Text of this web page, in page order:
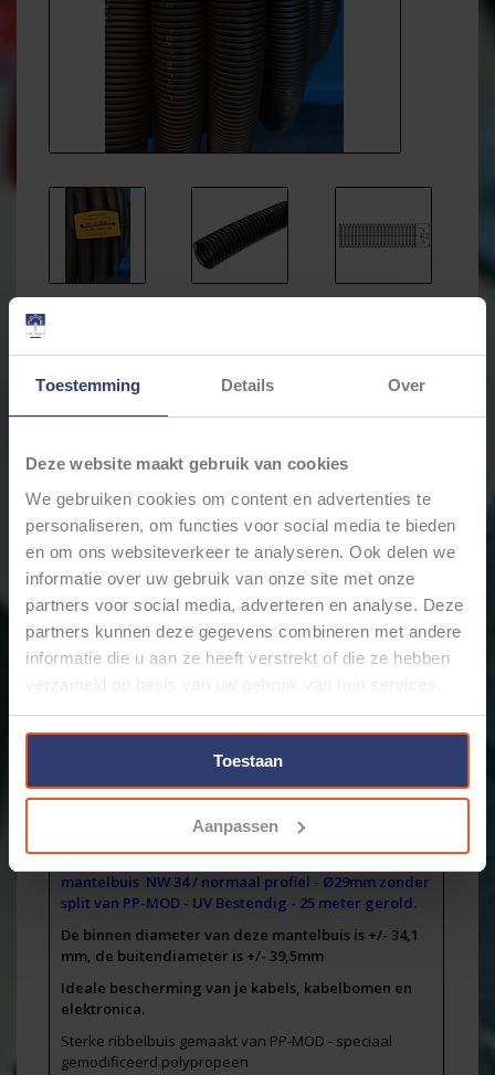
Toestemming Details Over
Deze website maakt gebruik van cookies
We gebruiken cookies om content en advertenties te
personaliseren, om functies voor social media te bieden
en om ons websiteverkeer te analyseren. Ook delen we
informatie over uw gebruik van onze site met onze
partners voor social media, adverteren en analyse. Deze
partners kunnen deze gegevens combineren met andere
informatie die u aan ze heeft verstrekt of die ze hebben
verzameld op basis van uw gebruik van hun services.
Toestaan
Aanpassen
€69,99
dezelfde dag verstuurd.
+
- Toevoegen aan winkelwagen
Email ons over dit product
Aan verlanglijst toevoegen
Toevoegen om te vergelijken
(0)
Artikelnummer: 1927134
Schlemmer / Delfingen Flexibele ribbelbuis of
mantelbuis NW 34 / normaal profiel - Ø29mm zonder
split van PP-MOD - UV Bestendig - 25 meter gerold.
De binnen diameter van deze mantelbuis is +/- 34,1
mm, de buitendiameter is +/- 39,5mm
Ideale bescherming van je kabels, kabelbomen en
elektronica.
Sterke ribbelbuis gemaakt van PP-MOD - speciaal
gemodificeerd polypropeen